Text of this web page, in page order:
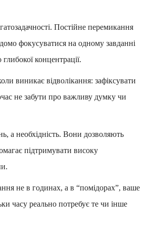
Постійне перемикання
фокусуватися на одному завданні
концентрації.
виникає відволікання: зафіксувати
не забути про важливу думку чи
а необхідність. Вони дозволяють
підтримувати високу
не в годинах, а в “помідорах”, ваше
часу реально потребує те чи інше